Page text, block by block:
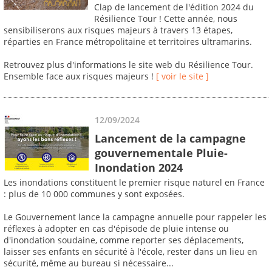
Clap de lancement de l'édition 2024 du
Résilience Tour ! Cette année, nous
sensibiliserons aux risques majeurs à travers 13 étapes,
réparties en France métropolitaine et territoires ultramarins.
Retrouvez plus d'informations le site web du Résilience Tour.
Ensemble face aux risques majeurs ! [ voir le site ]
12/09/2024
Lancement de la campagne
gouvernementale Pluie-
Inondation 2024
Les inondations constituent le premier risque naturel en France
: plus de 10 000 communes y sont exposées.
Le Gouvernement lance la campagne annuelle pour rappeler les
réflexes à adopter en cas d'épisode de pluie intense ou
d'inondation soudaine, comme reporter ses déplacements,
laisser ses enfants en sécurité à l'école, rester dans un lieu en
sécurité, même au bureau si nécessaire...